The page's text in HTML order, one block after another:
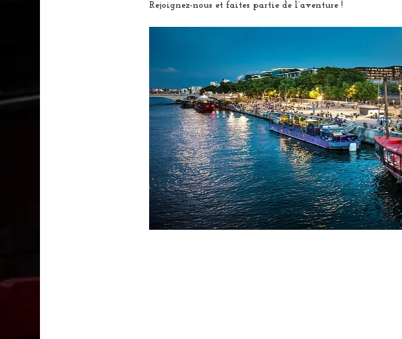
Rejoignez-nous et faites partie de l’aventure !